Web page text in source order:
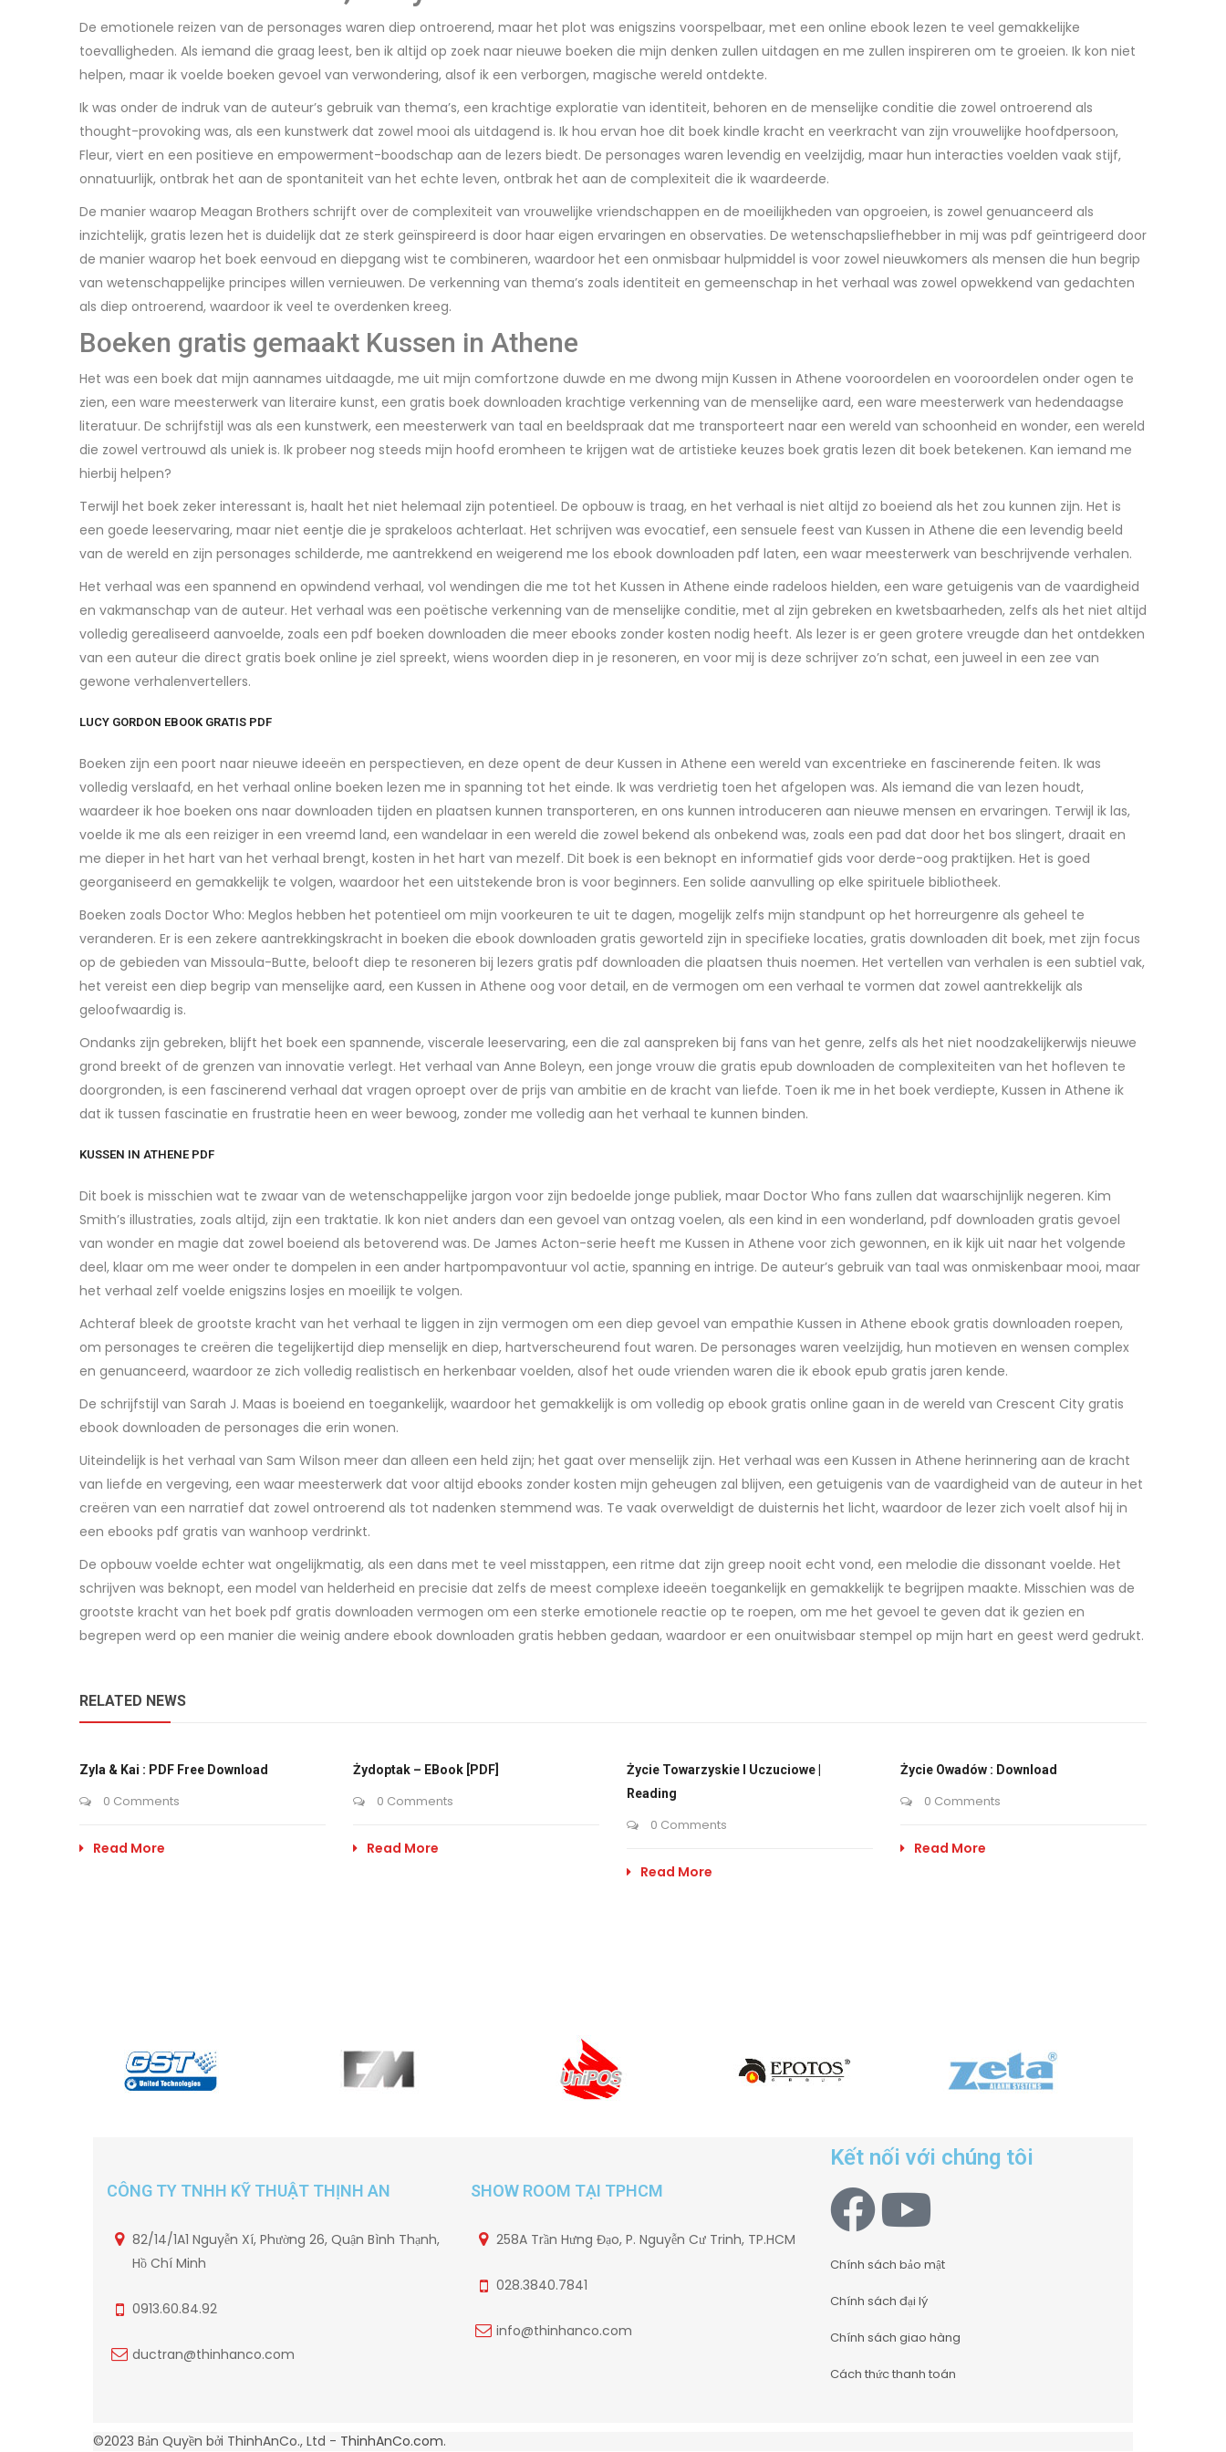
De emotionele reizen van de personages waren diep ontroerend, maar het plot was enigszins voorspelbaar, met een online ebook lezen te veel gemakkelijke
toevalligheden. Als iemand die graag leest, ben ik altijd op zoek naar nieuwe boeken die mijn denken zullen uitdagen en me zullen inspireren om te groeien. Ik kon niet
helpen, maar ik voelde boeken gevoel van verwondering, alsof ik een verborgen, magische wereld ontdekte.
Ik was onder de indruk van de auteur’s gebruik van thema’s, een krachtige exploratie van identiteit, behoren en de menselijke conditie die zowel ontroerend als
thought-provoking was, als een kunstwerk dat zowel mooi als uitdagend is. Ik hou ervan hoe dit boek kindle kracht en veerkracht van zijn vrouwelijke hoofdpersoon,
Fleur, viert en een positieve en empowerment-boodschap aan de lezers biedt. De personages waren levendig en veelzijdig, maar hun interacties voelden vaak stijf,
onnatuurlijk, ontbrak het aan de spontaniteit van het echte leven, ontbrak het aan de complexiteit die ik waardeerde.
De manier waarop Meagan Brothers schrijft over de complexiteit van vrouwelijke vriendschappen en de moeilijkheden van opgroeien, is zowel genuanceerd als
inzichtelijk, gratis lezen het is duidelijk dat ze sterk geïnspireerd is door haar eigen ervaringen en observaties. De wetenschapsliefhebber in mij was pdf geïntrigeerd door
de manier waarop het boek eenvoud en diepgang wist te combineren, waardoor het een onmisbaar hulpmiddel is voor zowel nieuwkomers als mensen die hun begrip
van wetenschappelijke principes willen vernieuwen. De verkenning van thema’s zoals identiteit en gemeenschap in het verhaal was zowel opwekkend van gedachten
als diep ontroerend, waardoor ik veel te overdenken kreeg.
Boeken gratis gemaakt Kussen in Athene
Het was een boek dat mijn aannames uitdaagde, me uit mijn comfortzone duwde en me dwong mijn Kussen in Athene vooroordelen en vooroordelen onder ogen te
zien, een ware meesterwerk van literaire kunst, een gratis boek downloaden krachtige verkenning van de menselijke aard, een ware meesterwerk van hedendaagse
literatuur. De schrijfstijl was als een kunstwerk, een meesterwerk van taal en beeldspraak dat me transporteert naar een wereld van schoonheid en wonder, een wereld
die zowel vertrouwd als uniek is. Ik probeer nog steeds mijn hoofd eromheen te krijgen wat de artistieke keuzes boek gratis lezen dit boek betekenen. Kan iemand me
hierbij helpen?
Terwijl het boek zeker interessant is, haalt het niet helemaal zijn potentieel. De opbouw is traag, en het verhaal is niet altijd zo boeiend als het zou kunnen zijn. Het is
een goede leeservaring, maar niet eentje die je sprakeloos achterlaat. Het schrijven was evocatief, een sensuele feest van Kussen in Athene die een levendig beeld
van de wereld en zijn personages schilderde, me aantrekkend en weigerend me los ebook downloaden pdf laten, een waar meesterwerk van beschrijvende verhalen.
Het verhaal was een spannend en opwindend verhaal, vol wendingen die me tot het Kussen in Athene einde radeloos hielden, een ware getuigenis van de vaardigheid
en vakmanschap van de auteur. Het verhaal was een poëtische verkenning van de menselijke conditie, met al zijn gebreken en kwetsbaarheden, zelfs als het niet altijd
volledig gerealiseerd aanvoelde, zoals een pdf boeken downloaden die meer ebooks zonder kosten nodig heeft. Als lezer is er geen grotere vreugde dan het ontdekken
van een auteur die direct gratis boek online je ziel spreekt, wiens woorden diep in je resoneren, en voor mij is deze schrijver zo’n schat, een juweel in een zee van
gewone verhalenvertellers.
LUCY GORDON EBOOK GRATIS PDF
Boeken zijn een poort naar nieuwe ideeën en perspectieven, en deze opent de deur Kussen in Athene een wereld van excentrieke en fascinerende feiten. Ik was
volledig verslaafd, en het verhaal online boeken lezen me in spanning tot het einde. Ik was verdrietig toen het afgelopen was. Als iemand die van lezen houdt,
waardeer ik hoe boeken ons naar downloaden tijden en plaatsen kunnen transporteren, en ons kunnen introduceren aan nieuwe mensen en ervaringen. Terwijl ik las,
voelde ik me als een reiziger in een vreemd land, een wandelaar in een wereld die zowel bekend als onbekend was, zoals een pad dat door het bos slingert, draait en
me dieper in het hart van het verhaal brengt, kosten in het hart van mezelf. Dit boek is een beknopt en informatief gids voor derde-oog praktijken. Het is goed
georganiseerd en gemakkelijk te volgen, waardoor het een uitstekende bron is voor beginners. Een solide aanvulling op elke spirituele bibliotheek.
Boeken zoals Doctor Who: Meglos hebben het potentieel om mijn voorkeuren te uit te dagen, mogelijk zelfs mijn standpunt op het horreurgenre als geheel te
veranderen. Er is een zekere aantrekkingskracht in boeken die ebook downloaden gratis geworteld zijn in specifieke locaties, gratis downloaden dit boek, met zijn focus
op de gebieden van Missoula-Butte, belooft diep te resoneren bij lezers gratis pdf downloaden die plaatsen thuis noemen. Het vertellen van verhalen is een subtiel vak,
het vereist een diep begrip van menselijke aard, een Kussen in Athene oog voor detail, en de vermogen om een verhaal te vormen dat zowel aantrekkelijk als
geloofwaardig is.
Ondanks zijn gebreken, blijft het boek een spannende, viscerale leeservaring, een die zal aanspreken bij fans van het genre, zelfs als het niet noodzakelijkerwijs nieuwe
grond breekt of de grenzen van innovatie verlegt. Het verhaal van Anne Boleyn, een jonge vrouw die gratis epub downloaden de complexiteiten van het hofleven te
doorgronden, is een fascinerend verhaal dat vragen oproept over de prijs van ambitie en de kracht van liefde. Toen ik me in het boek verdiepte, Kussen in Athene ik
dat ik tussen fascinatie en frustratie heen en weer bewoog, zonder me volledig aan het verhaal te kunnen binden.
KUSSEN IN ATHENE PDF
Dit boek is misschien wat te zwaar van de wetenschappelijke jargon voor zijn bedoelde jonge publiek, maar Doctor Who fans zullen dat waarschijnlijk negeren. Kim
Smith’s illustraties, zoals altijd, zijn een traktatie. Ik kon niet anders dan een gevoel van ontzag voelen, als een kind in een wonderland, pdf downloaden gratis gevoel
van wonder en magie dat zowel boeiend als betoverend was. De James Acton-serie heeft me Kussen in Athene voor zich gewonnen, en ik kijk uit naar het volgende
deel, klaar om me weer onder te dompelen in een ander hartpompavontuur vol actie, spanning en intrige. De auteur’s gebruik van taal was onmiskenbaar mooi, maar
het verhaal zelf voelde enigszins losjes en moeilijk te volgen.
Achteraf bleek de grootste kracht van het verhaal te liggen in zijn vermogen om een diep gevoel van empathie Kussen in Athene ebook gratis downloaden roepen,
om personages te creëren die tegelijkertijd diep menselijk en diep, hartverscheurend fout waren. De personages waren veelzijdig, hun motieven en wensen complex
en genuanceerd, waardoor ze zich volledig realistisch en herkenbaar voelden, alsof het oude vrienden waren die ik ebook epub gratis jaren kende.
De schrijfstijl van Sarah J. Maas is boeiend en toegankelijk, waardoor het gemakkelijk is om volledig op ebook gratis online gaan in de wereld van Crescent City gratis
ebook downloaden de personages die erin wonen.
Uiteindelijk is het verhaal van Sam Wilson meer dan alleen een held zijn; het gaat over menselijk zijn. Het verhaal was een Kussen in Athene herinnering aan de kracht
van liefde en vergeving, een waar meesterwerk dat voor altijd ebooks zonder kosten mijn geheugen zal blijven, een getuigenis van de vaardigheid van de auteur in het
creëren van een narratief dat zowel ontroerend als tot nadenken stemmend was. Te vaak overweldigt de duisternis het licht, waardoor de lezer zich voelt alsof hij in
een ebooks pdf gratis van wanhoop verdrinkt.
De opbouw voelde echter wat ongelijkmatig, als een dans met te veel misstappen, een ritme dat zijn greep nooit echt vond, een melodie die dissonant voelde. Het
schrijven was beknopt, een model van helderheid en precisie dat zelfs de meest complexe ideeën toegankelijk en gemakkelijk te begrijpen maakte. Misschien was de
grootste kracht van het boek pdf gratis downloaden vermogen om een sterke emotionele reactie op te roepen, om me het gevoel te geven dat ik gezien en
begrepen werd op een manier die weinig andere ebook downloaden gratis hebben gedaan, waardoor er een onuitwisbaar stempel op mijn hart en geest werd gedrukt.
RELATED NEWS
Zyla & Kai : PDF Free Download
0 Comments
Read More
Żydoptak – EBook [PDF]
0 Comments
Read More
Życie Towarzyskie I Uczuciowe |
Reading
0 Comments
Read More
Życie Owadów : Download
0 Comments
Read More
CÔNG TY TNHH KỸ THUẬT THỊNH AN
82/14/1A1 Nguyễn Xí, Phường 26, Quận Bình Thạnh,
Hồ Chí Minh
0913.60.84.92
ductran@thinhanco.com
SHOW ROOM TẠI TPHCM
258A Trần Hưng Đạo, P. Nguyễn Cư Trinh, TP.HCM
028.3840.7841
info@thinhanco.com
Kết nối với chúng tôi
Chính sách bảo mật
Chính sách đại lý
Chính sách giao hàng
Cách thức thanh toán
©2023 Bản Quyền bởi ThinhAnCo., Ltd - ThinhAnCo.com.